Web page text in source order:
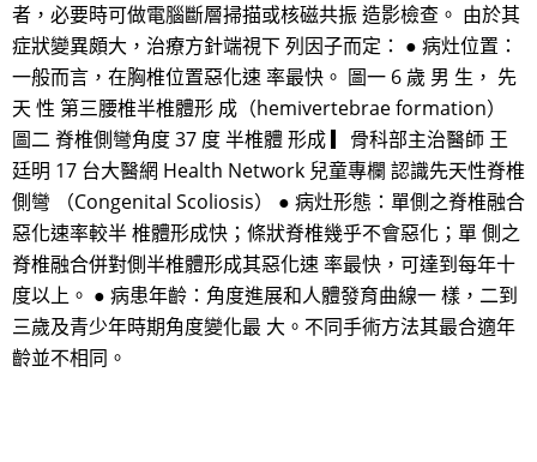
者，必要時可做電腦斷層掃描或核磁共振 造影檢查。 由於其
症狀變異頗大，治療方針端視下 列因子而定： ● 病灶位置：
一般而言，在胸椎位置惡化速 率最快。 圖一 6 歲 男 生， 先
天 性 第三腰椎半椎體形 成（hemivertebrae formation）
圖二 脊椎側彎角度 37 度 半椎體 形成 ▎骨科部主治醫師 王
廷明 17 台大醫網 Health Network 兒童專欄 認識先天性脊椎
側彎 （Congenital Scoliosis） ● 病灶形態：單側之脊椎融合
惡化速率較半 椎體形成快；條狀脊椎幾乎不會惡化；單 側之
脊椎融合併對側半椎體形成其惡化速 率最快，可達到每年十
度以上。 ● 病患年齡：角度進展和人體發育曲線一 樣，二到
三歲及青少年時期角度變化最 大。不同手術方法其最合適年
齡並不相同。